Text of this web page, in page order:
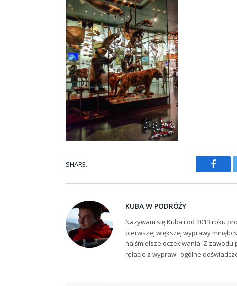
SHARE.
KUBA W PODRÓŻY
Nazywam się Kuba i od 2013 roku
pierwszej większej wyprawy minęło
najśmielsze oczekiwania. Z zawodu
relacje z wypraw i ogólne